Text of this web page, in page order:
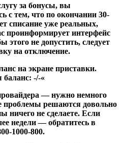
за бонусы, вы
с тем, что по окончании 30-
списание уже реальных,
проинформирует интерфейс
этого не допустить, следует
на отключение.
на экране приставки.
-/-«
— нужно немного
решаются довольно
ничего не сделаете. Если
недели — обратитесь в
1000-800.